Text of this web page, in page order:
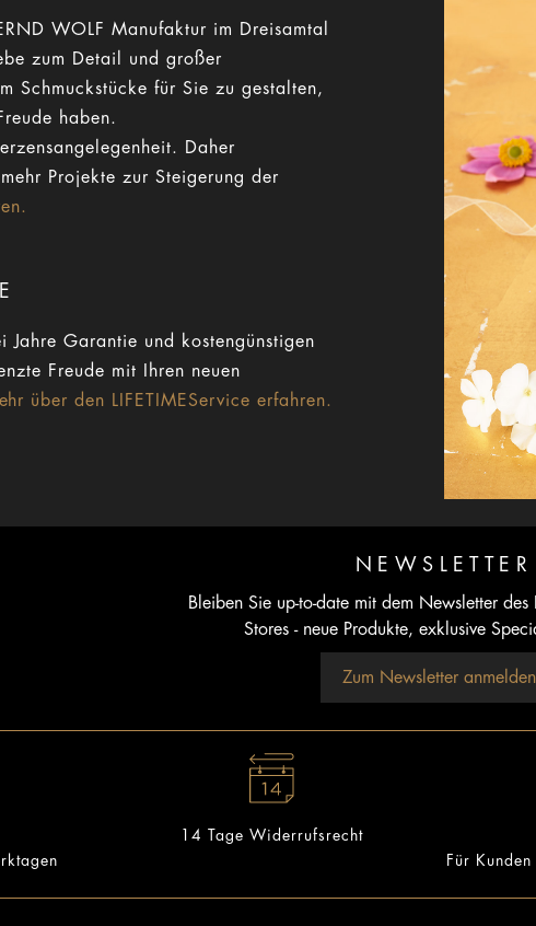
WOLF Manufaktur im Dreisamtal
zum Detail und großer
Schmuckstücke für Sie zu gestalten,
haben.
Daher
Projekte zur Steigerung der
Jahre Garantie und kostengünstigen
Freude mit Ihren neuen
über den LIFETIMEService erfahren.
NEWSLETTER
Bleiben Sie up-to-date mit dem Newsletter
Stores - neue Produkte, exklusive
Zum Newsletter anmelden
14 Tage Widerrufsrecht
Für